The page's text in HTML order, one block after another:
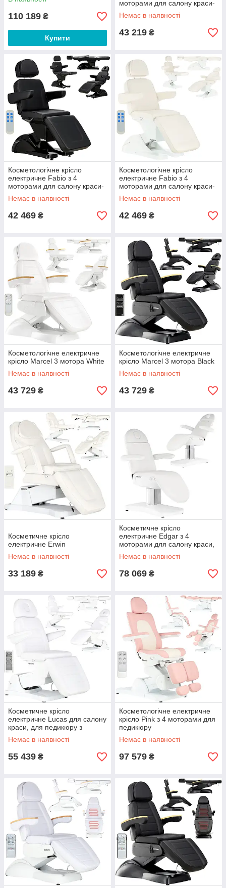
110 189 ₴
Купити
моторами для салону краси-
педикюру чорне
Немає в наявності
43 219 ₴
Косметологічне крісло
електричне Fabio з 4
моторами для салону краси-
педикюру чорне
Немає в наявності
42 469 ₴
Косметологічне крісло
електричне Fabio з 4
моторами для салону краси-
педикюру біле
Немає в наявності
42 469 ₴
Косметологічне електричне
крісло Marcel 3 мотора White
Немає в наявності
43 729 ₴
Косметологічне електричне
крісло Marcel 3 мотора Black
Немає в наявності
43 729 ₴
Косметичне крісло
електричне Erwin
Немає в наявності
33 189 ₴
Косметичне крісло
електричне Edgar з 4
моторами для салону краси,
для педикюру White
Немає в наявності
78 069 ₴
Косметичне крісло
електричне Lucas для салону
краси, для педикюру з
регулюванням White
Немає в наявності
55 439 ₴
Косметологічне електричне
крісло Pink з 4 моторами для
педикюру
Немає в наявності
97 579 ₴